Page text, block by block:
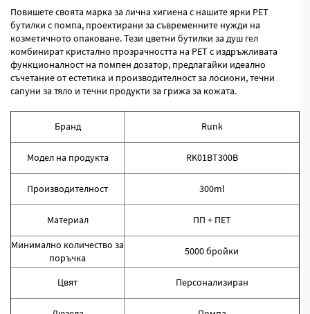
Повишете своята марка за лична хигиена с нашите ярки PET
бутилки с помпа, проектирани за съвременните нужди на
козметичното опаковане. Тези цветни бутилки за душ гел
комбинират кристално прозрачността на PET с издръжливата
функционалност на помпен дозатор, предлагайки идеално
съчетание от естетика и производителност за лосиони, течни
сапуни за тяло и течни продукти за грижа за кожата.
Бранд Runk
Модел на продукта RK01BT300B
Производителност 300ml
Материал
ПП + ПЕТ
Минимално количество за
поръчка
5000 бройки
Цвят Персонализиран